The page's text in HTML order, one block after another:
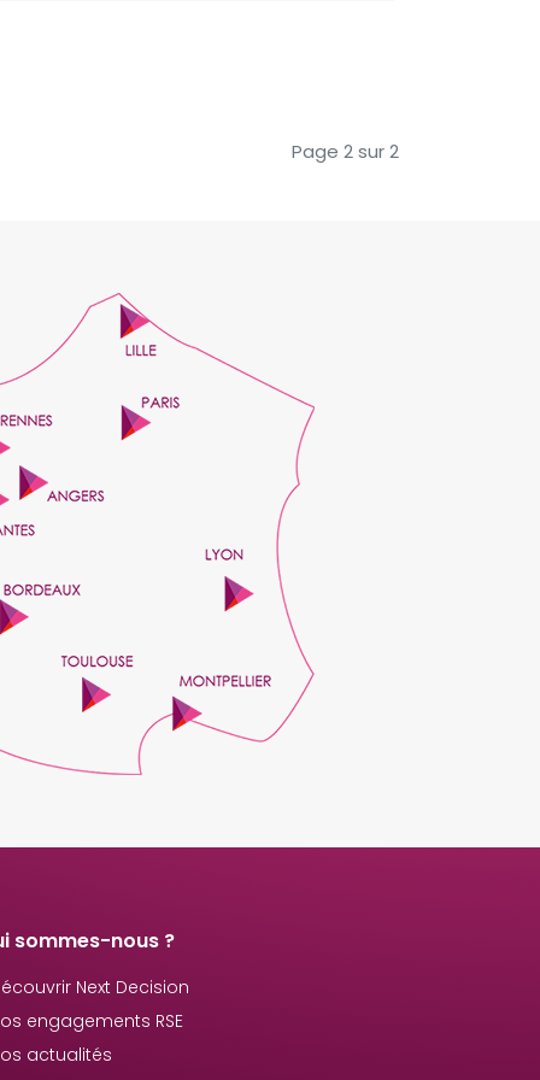
Page 2 sur 2
sommes-nous ?
Next Decision
engagements RSE
actualités